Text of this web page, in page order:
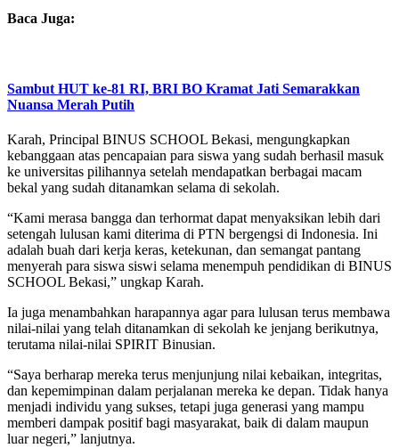
Baca Juga:
Sambut HUT ke-81 RI, BRI BO Kramat Jati Semarakkan
Nuansa Merah Putih
Karah, Principal BINUS SCHOOL Bekasi, mengungkapkan
kebanggaan atas pencapaian para siswa yang sudah berhasil masuk
ke universitas pilihannya setelah mendapatkan berbagai macam
bekal yang sudah ditanamkan selama di sekolah.
“Kami merasa bangga dan terhormat dapat menyaksikan lebih dari
setengah lulusan kami diterima di PTN bergengsi di Indonesia. Ini
adalah buah dari kerja keras, ketekunan, dan semangat pantang
menyerah para siswa siswi selama menempuh pendidikan di BINUS
SCHOOL Bekasi,” ungkap Karah.
Ia juga menambahkan harapannya agar para lulusan terus membawa
nilai-nilai yang telah ditanamkan di sekolah ke jenjang berikutnya,
terutama nilai-nilai SPIRIT Binusian.
“Saya berharap mereka terus menjunjung nilai kebaikan, integritas,
dan kepemimpinan dalam perjalanan mereka ke depan. Tidak hanya
menjadi individu yang sukses, tetapi juga generasi yang mampu
memberi dampak positif bagi masyarakat, baik di dalam maupun
luar negeri,” lanjutnya.